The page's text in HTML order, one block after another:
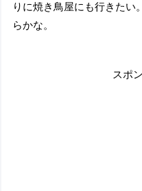
りに焼き鳥屋にも行きたい
らかな。
スポ